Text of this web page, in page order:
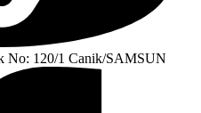
No: 120/1 Canik/SAMSUN